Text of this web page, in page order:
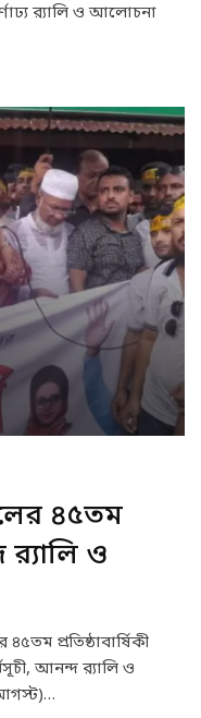
র‍্যালি ও আলোচনা
৪৫তম
র‌্যালি ও
প্রতিষ্ঠাবার্ষিকী
আনন্দ র‌্যালি ও